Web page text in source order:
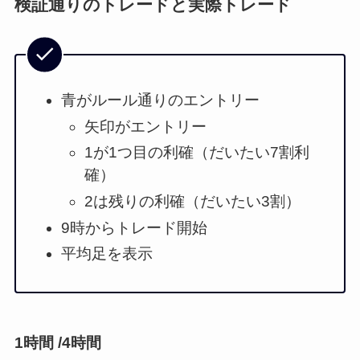
検証通りのトレードと実際トレード
青がルール通りのエントリー
矢印がエントリー
1が1つ目の利確（だいたい7割利
確）
2は残りの利確（だいたい3割）
9時からトレード開始
平均足を表示
1時間 /4時間